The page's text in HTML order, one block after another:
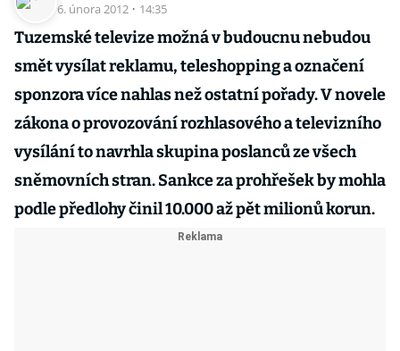
6. února 2012 · 14:35
Tuzemské televize možná v budoucnu nebudou
smět vysílat reklamu, teleshopping a označení
sponzora více nahlas než ostatní pořady. V novele
zákona o provozování rozhlasového a televizního
vysílání to navrhla skupina poslanců ze všech
sněmovních stran. Sankce za prohřešek by mohla
podle předlohy činil 10.000 až pět milionů korun.